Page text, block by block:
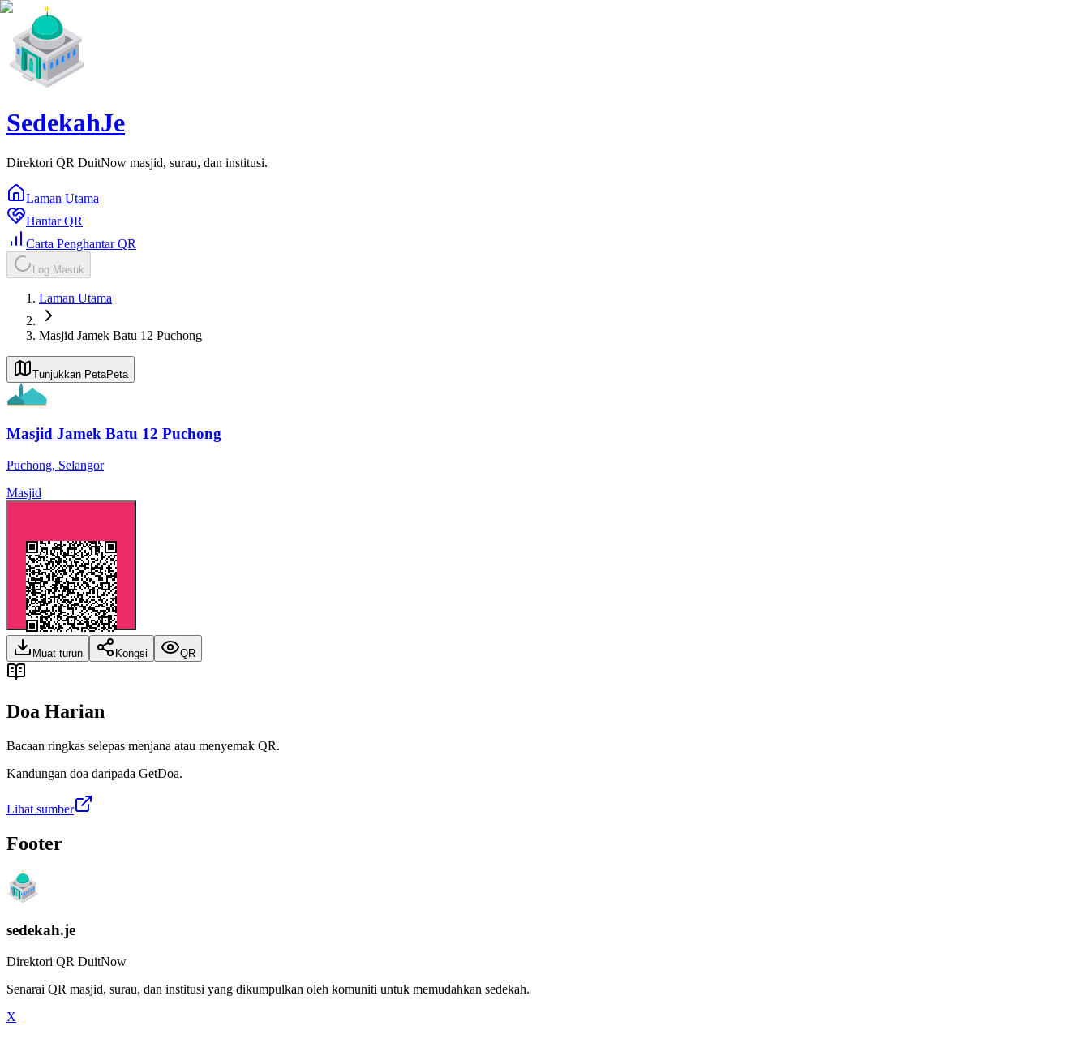
SedekahJe
Direktori QR DuitNow masjid, surau, dan institusi.
Laman Utama
Hantar QR
Carta Penghantar QR
Log Masuk
Laman Utama
Masjid Jamek Batu 12 Puchong
Tunjukkan PetaPeta
Masjid Jamek Batu 12 Puchong
Puchong, Selangor
Masjid
Muat turun Kongsi QR
Doa Harian
Bacaan ringkas selepas menjana atau menyemak QR.
Kandungan doa daripada GetDoa.
Lihat sumber
Footer
sedekah.je
Direktori QR DuitNow
Senarai QR masjid, surau, dan institusi yang dikumpulkan oleh komuniti untuk memudahkan sedekah.
X